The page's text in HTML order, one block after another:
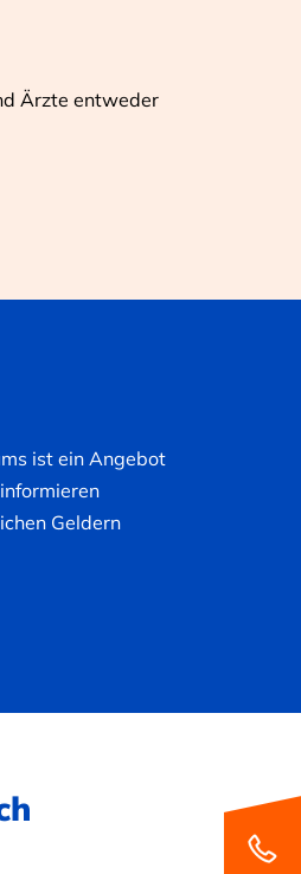
Ärzte entweder
ist ein Angebot
Geldern